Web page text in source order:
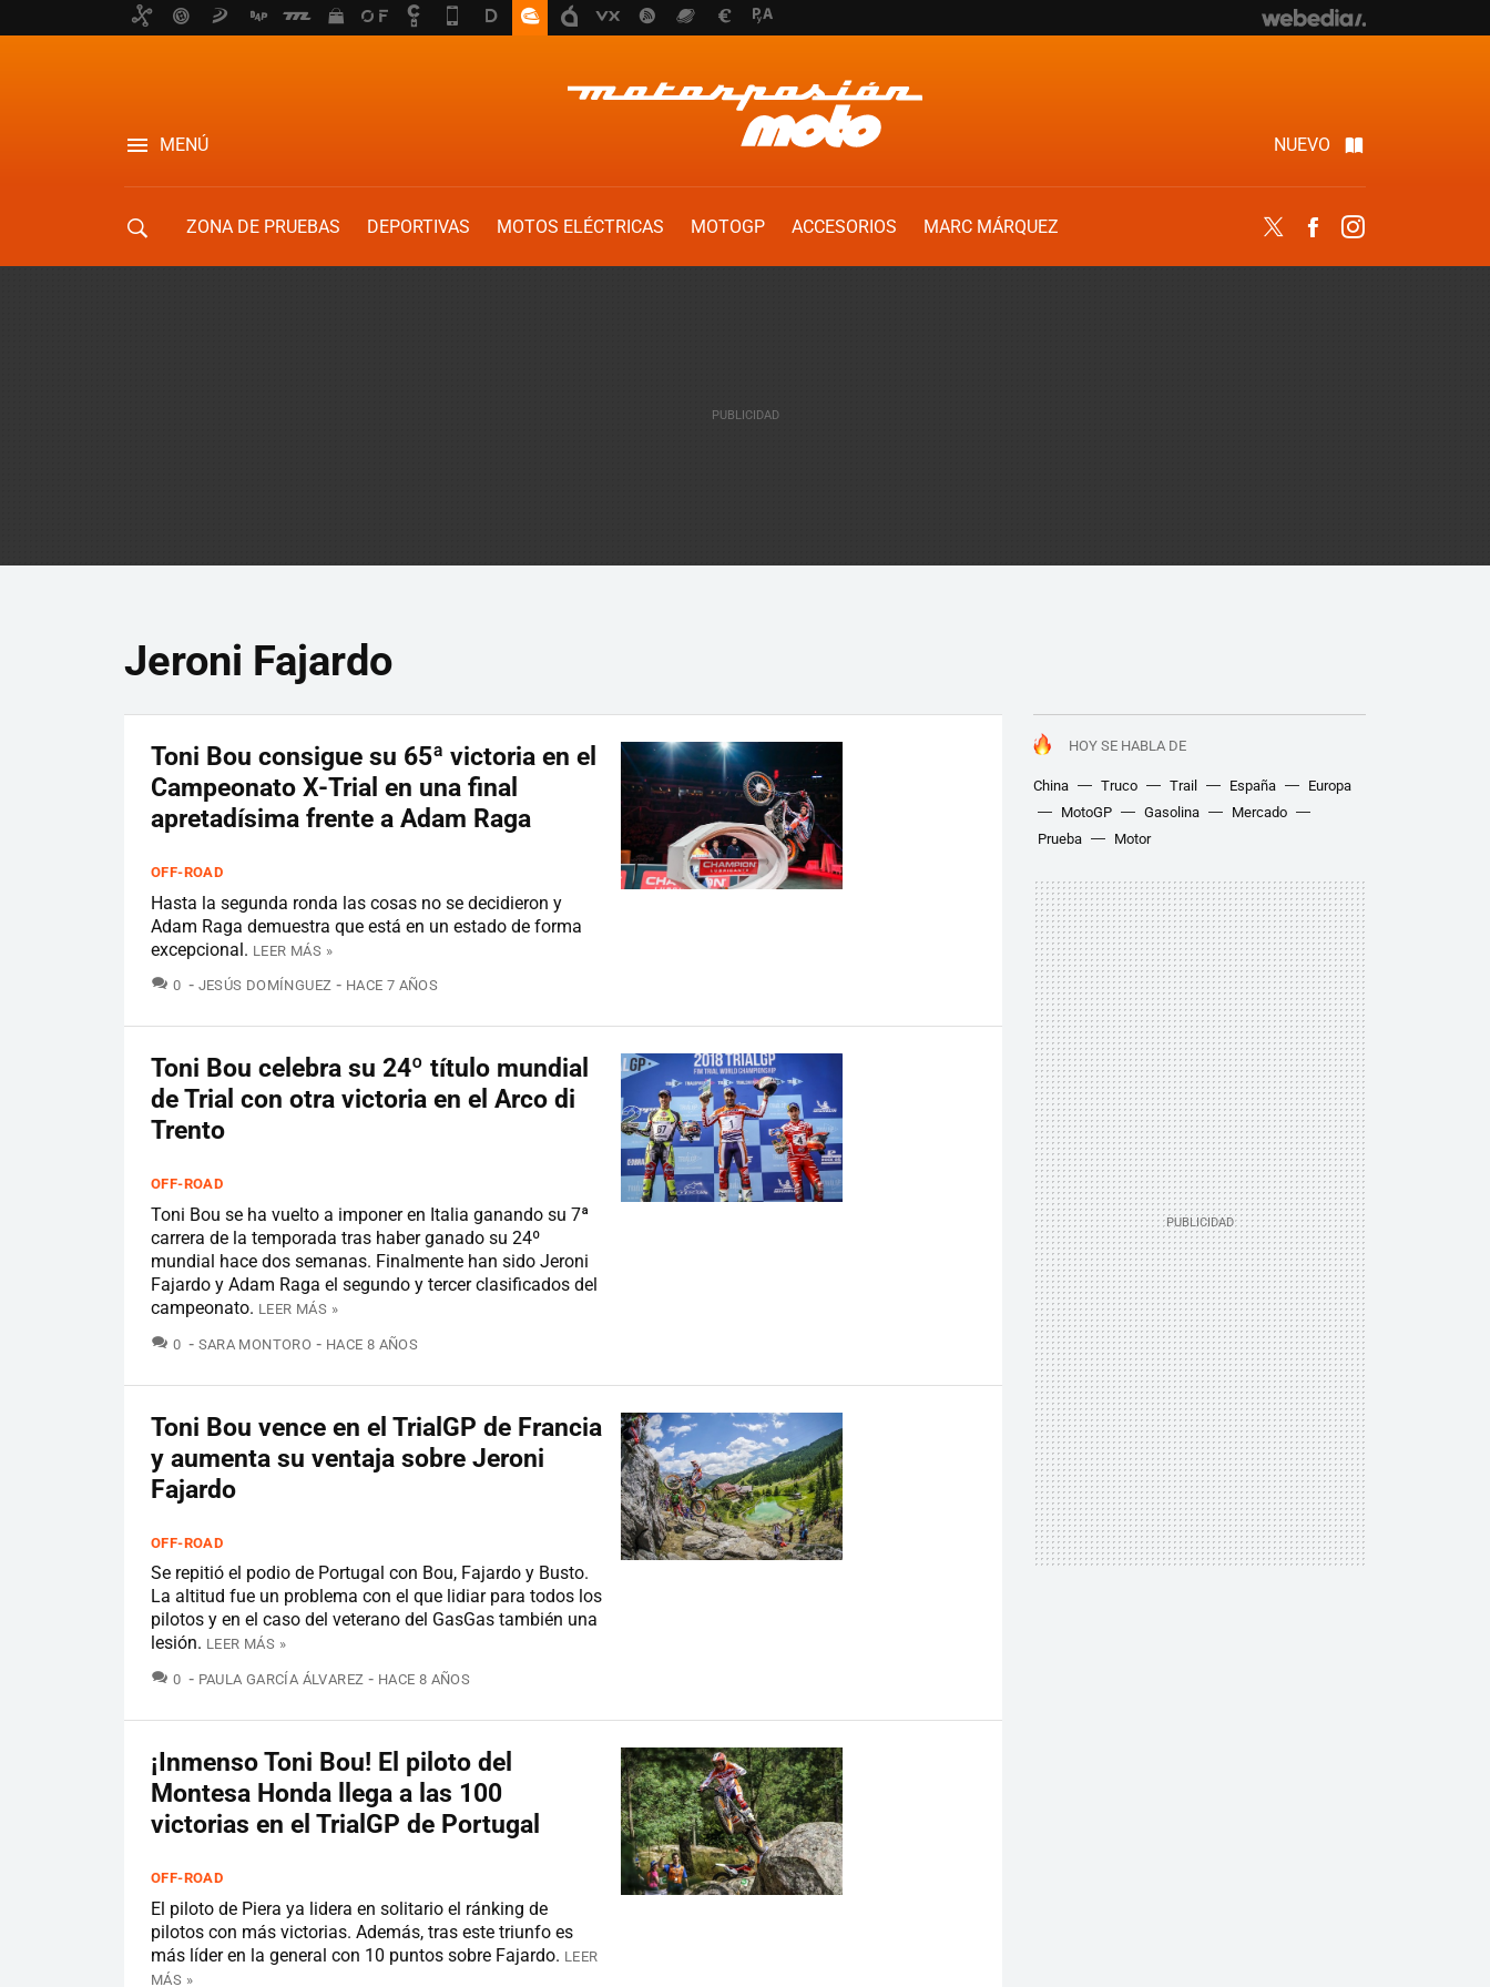
MENÚ NUEVO
ZONA DE PRUEBAS DEPORTIVAS MOTOS ELÉCTRICAS MOTOGP ACCESORIOS
MARC MÁRQUEZ
Twitter Facebook
Jeroni Fajardo
HOY SE HABLA DE
China Truco Trail España
Europa
MotoGP
Gasolina
Mercado
Prueba
Motor
Toni Bou consigue su 65ª victoria en el
Campeonato X-Trial en una final
apretadísima frente a Adam Raga
OFF-ROAD
Hasta la segunda ronda las cosas no se decidieron y
Adam Raga demuestra que está en un estado de forma
excepcional. LEER MÁS »
0 COMENTARIOS
JESÚS DOMÍNGUEZ HACE 7 AÑOS
Toni Bou celebra su 24º título mundial
de Trial con otra victoria en el Arco di
Trento
OFF-ROAD
Toni Bou se ha vuelto a imponer en Italia ganando su 7ª
carrera de la temporada tras haber ganado su 24º
mundial hace dos semanas. Finalmente han sido Jeroni
Fajardo y Adam Raga el segundo y tercer clasificados del
campeonato. LEER MÁS »
0 COMENTARIOS
SARA MONTORO HACE 8 AÑOS
Toni Bou vence en el TrialGP de Francia
y aumenta su ventaja sobre Jeroni
Fajardo
OFF-ROAD
Se repitió el podio de Portugal con Bou, Fajardo y Busto.
La altitud fue un problema con el que lidiar para todos los
pilotos y en el caso del veterano del GasGas también una
lesión. LEER MÁS »
0 COMENTARIOS
PAULA GARCÍA ÁLVAREZ HACE 8 AÑOS
¡Inmenso Toni Bou! El piloto del
Montesa Honda llega a las 100
victorias en el TrialGP de Portugal
OFF-ROAD
El piloto de Piera ya lidera en solitario el ránking de
pilotos con más victorias. Además, tras este triunfo es
más líder en la general con 10 puntos sobre Fajardo. LEER
MÁS »